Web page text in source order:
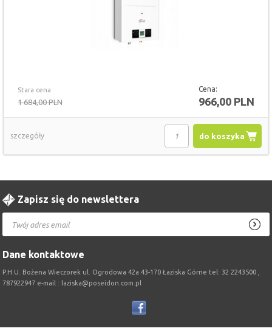
Stara cena
1 684,00 PLN
Cena:
966,00 PLN
do koszyka
szczegóły
Zapisz się do newslettera
Dane kontaktowe
P.H.U. Bożena Wieczorek ul. Ogrodowa 42a 43-170 Łaziska Górne tel: 32 2243500 ,
787922947 e-mail : laziska@poseidon.com.pl